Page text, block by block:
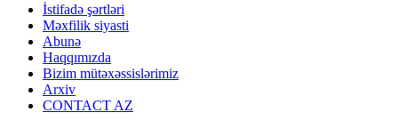
İstifadə şərtləri
Məxfilik siyasti
Abunə
Haqqımızda
Bizim mütəxəssislərimiz
Arxiv
CONTACT AZ